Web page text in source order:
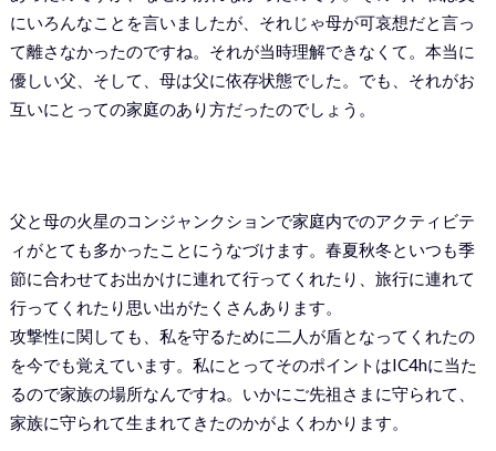
にいろんなことを言いましたが、それじゃ母が可哀想だと言っ
て離さなかったのですね。それが当時理解できなくて。本当に
優しい父、そして、母は父に依存状態でした。でも、それがお
互いにとっての家庭のあり方だったのでしょう。
父と母の火星のコンジャンクションで家庭内でのアクティビテ
ィがとても多かったことにうなづけます。春夏秋冬といつも季
節に合わせてお出かけに連れて行ってくれたり、旅行に連れて
行ってくれたり思い出がたくさんあります。
攻撃性に関しても、私を守るために二人が盾となってくれたの
を今でも覚えています。私にとってそのポイントはIC4hに当た
るので家族の場所なんですね。いかにご先祖さまに守られて、
家族に守られて生まれてきたのかがよくわかります。